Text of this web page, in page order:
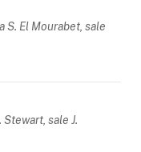
S. El Mourabet, sale
Stewart, sale J.